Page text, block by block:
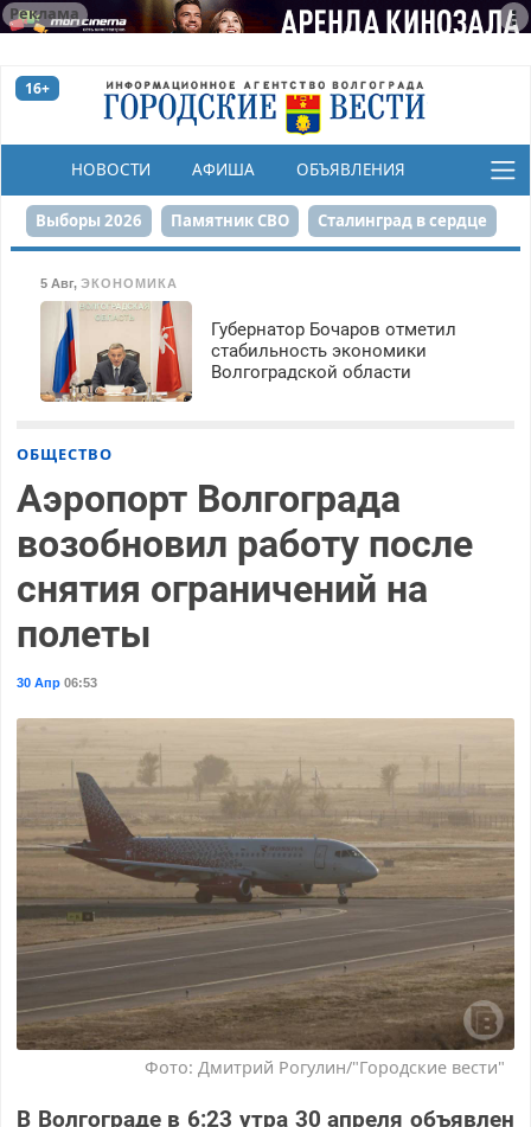
Реклама
16+
НОВОСТИ АФИША ОБЪЯВЛЕНИЯ
КОНКУРСЫ
Выборы 2026 Памятник СВО Сталинград в сердце
Реконструкция ЦПКиО На службе городу
80-летие Победы Парк Героев-летчиков
5 Авг, ЭКОНОМИКА
Губернатор Бочаров отметил
стабильность экономики
Волгоградской области
ОБЩЕСТВО
Аэропорт Волгограда
возобновил работу после
снятия ограничений на
полеты
30 Апр06:53
Фото: Дмитрий Рогулин/"Городские вести"
В Волгограде в 6:23 утра 30 апреля объявлен